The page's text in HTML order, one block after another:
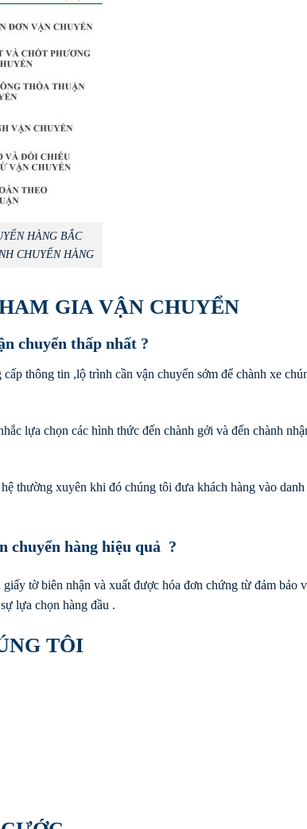
HÀNG BẮC
CHUYỂN HÀNG
GIA VẬN CHUYỂN
chuyển thấp nhất ?
thông tin ,lộ trình cần vận chuyển sớm để chành xe
lựa chọn các hình thức đến chành gởi và đến chành
thường xuyên khi đó chúng tôi đưa khách hàng vào danh
chuyển hàng hiệu quả ?
tờ biên nhận và xuất được hóa đơn chứng từ đảm bảo
lựa chọn hàng đầu .
TÔI